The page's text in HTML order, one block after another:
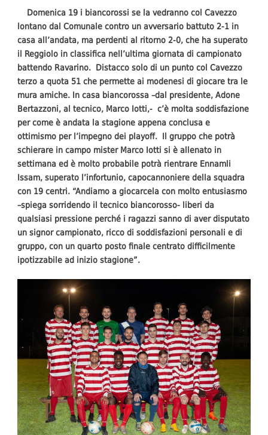
Domenica 19 i biancorossi se la vedranno col Cavezzo
lontano dal Comunale contro un avversario battuto 2-1 in
casa all’andata, ma perdenti al ritorno 2-0, che ha superato
il Reggiolo in classifica nell’ultima giornata di campionato
battendo Ravarino. Distacco solo di un punto col Cavezzo
terzo a quota 51 che permette ai modenesi di giocare tra le
mura amiche. In casa biancorossa –dal presidente, Adone
Bertazzoni, al tecnico, Marco Iotti,- c’è molta soddisfazione
per come è andata la stagione appena conclusa e
ottimismo per l’impegno dei playoff. Il gruppo che potrà
schierare in campo mister Marco Iotti si è allenato in
settimana ed è molto probabile potrà rientrare Ennamli
Issam, superato l’infortunio, capocannoniere della squadra
con 19 centri. “Andiamo a giocarcela con molto entusiasmo
–spiega sorridendo il tecnico biancorosso- liberi da
qualsiasi pressione perché i ragazzi sanno di aver disputato
un signor campionato, ricco di soddisfazioni personali e di
gruppo, con un quarto posto finale centrato difficilmente
ipotizzabile ad inizio stagione”.